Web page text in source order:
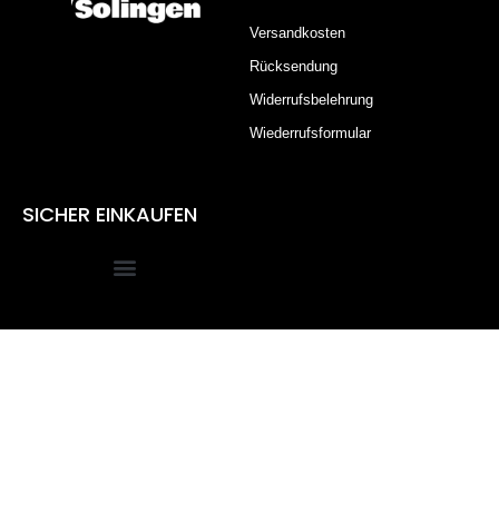
Versandkosten
Rücksendung
Widerrufsbelehrung
Wiederrufsformular
SICHER EINKAUFEN